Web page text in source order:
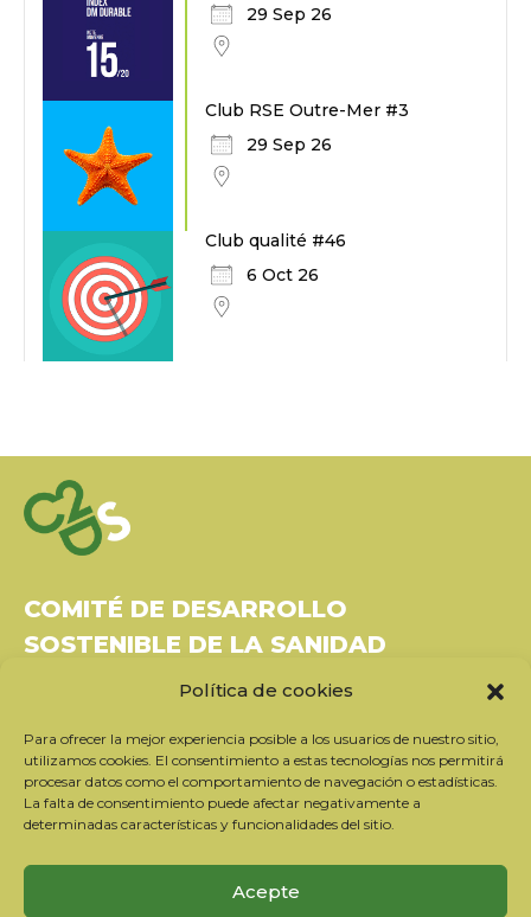
Política de cookies
Para ofrecer la mejor experiencia posible a los usuarios de nuestro sitio,
utilizamos cookies. El consentimiento a estas tecnologías nos permitirá
procesar datos como el comportamiento de navegación o estadísticas.
La falta de consentimiento puede afectar negativamente a
determinadas características y funcionalidades del sitio.
Acepte
29 Sep 26
Club RSE Outre-Mer #3
29 Sep 26
Club qualité #46
6 Oct 26
COMITÉ DE DESARROLLO
SOSTENIBLE DE LA SANIDAD
Bâtiment Le Rubixco, 1 rue Bernard Maris
Tel: 06 26 49 36 81 -
contact@c2ds.eu
TwitterLinkedIn
Youtube
Suscríbase a nuestro boletín